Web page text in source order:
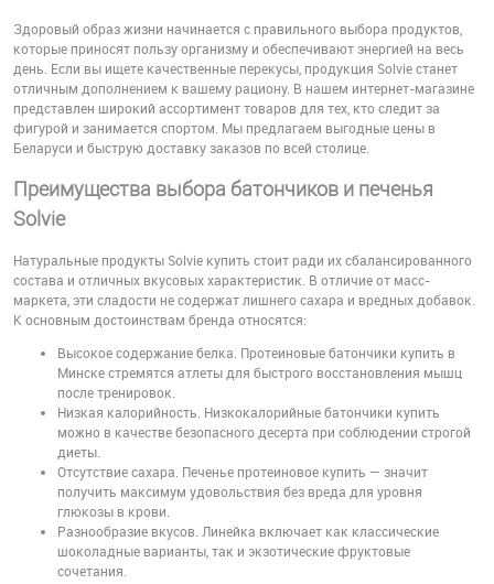
Здоровый образ жизни начинается с правильного выбора продуктов,
которые приносят пользу организму и обеспечивают энергией на весь
день. Если вы ищете качественные перекусы, продукция Solvie станет
отличным дополнением к вашему рациону. В нашем интернет-магазине
представлен широкий ассортимент товаров для тех, кто следит за
фигурой и занимается спортом. Мы предлагаем выгодные цены в
Беларуси и быструю доставку заказов по всей столице.
Преимущества выбора батончиков и печенья
Solvie
Натуральные продукты Solvie купить стоит ради их сбалансированного
состава и отличных вкусовых характеристик. В отличие от масс-
маркета, эти сладости не содержат лишнего сахара и вредных добавок.
К основным достоинствам бренда относятся:
Высокое содержание белка. Протеиновые батончики купить в
Минске стремятся атлеты для быстрого восстановления мышц
после тренировок.
Низкая калорийность. Низкокалорийные батончики купить
можно в качестве безопасного десерта при соблюдении строгой
диеты.
Отсутствие сахара. Печенье протеиновое купить — значит
получить максимум удовольствия без вреда для уровня
глюкозы в крови.
Разнообразие вкусов. Линейка включает как классические
шоколадные варианты, так и экзотические фруктовые
сочетания.